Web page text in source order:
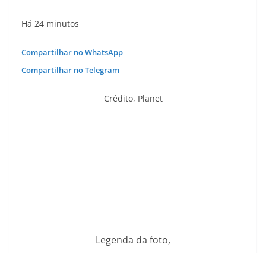
Há 24 minutos
Compartilhar no WhatsApp
Compartilhar no Telegram
Crédito, Planet
Legenda da foto,